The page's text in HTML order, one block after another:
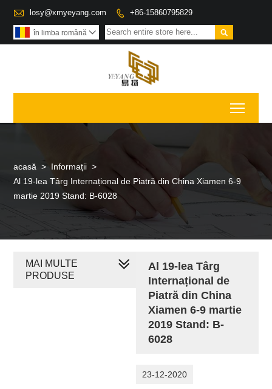
 losy@xmyeyang.com  +86-15860795829

în limba română 
acasă > Informații >
Al 19-lea Târg Internațional de Piatră din China Xiamen 6-9
martie 2019 Stand: B-6028
Al 19-lea Târg
Internațional de
Piatră din China
Xiamen 6-9 martie
2019 Stand: B-
6028
23-12-2020
MAI MULTE
PRODUSE